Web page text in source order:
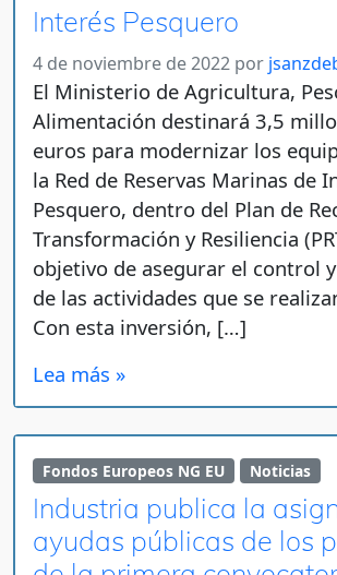
Interés Pesquero
4 de noviembre de 2022 por
El Ministerio de Agricultura,
Alimentación destinará 3,5
euros para modernizar los
la Red de Reservas Marinas de
Pesquero, dentro del Plan de
Transformación y Resiliencia
objetivo de asegurar el control
de las actividades que se
Con esta inversión, […]
Lea más »
Fondos Europeos NG EU Noticias
Industria publica la
ayudas públicas de los